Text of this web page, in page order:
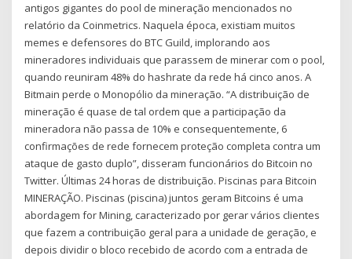
antigos gigantes do pool de mineração mencionados no
relatório da Coinmetrics. Naquela época, existiam muitos
memes e defensores do BTC Guild, implorando aos
mineradores individuais que parassem de minerar com o pool,
quando reuniram 48% do hashrate da rede há cinco anos. A
Bitmain perde o Monopólio da mineração. “A distribuição de
mineração é quase de tal ordem que a participação da
mineradora não passa de 10% e consequentemente, 6
confirmações de rede fornecem proteção completa contra um
ataque de gasto duplo”, disseram funcionários do Bitcoin no
Twitter. Últimas 24 horas de distribuição. Piscinas para Bitcoin
MINERAÇÃO. Piscinas (piscina) juntos geram Bitcoins é uma
abordagem for Mining, caracterizado por gerar vários clientes
que fazem a contribuição geral para a unidade de geração, e
depois dividir o bloco recebido de acordo com a entrada de